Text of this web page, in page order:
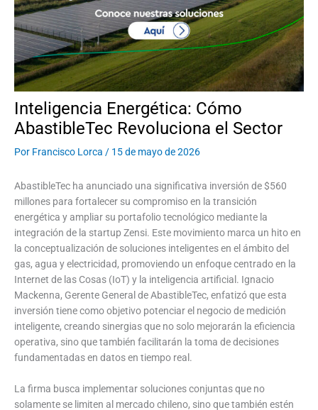
Inteligencia Energética: Cómo
AbastibleTec Revoluciona el Sector
Por Francisco Lorca / 15 de mayo de 2026
AbastibleTec ha anunciado una significativa inversión de $560
millones para fortalecer su compromiso en la transición
energética y ampliar su portafolio tecnológico mediante la
integración de la startup Zensi. Este movimiento marca un hito en
la conceptualización de soluciones inteligentes en el ámbito del
gas, agua y electricidad, promoviendo un enfoque centrado en la
Internet de las Cosas (IoT) y la inteligencia artificial. Ignacio
Mackenna, Gerente General de AbastibleTec, enfatizó que esta
inversión tiene como objetivo potenciar el negocio de medición
inteligente, creando sinergias que no solo mejorarán la eficiencia
operativa, sino que también facilitarán la toma de decisiones
fundamentadas en datos en tiempo real.
La firma busca implementar soluciones conjuntas que no
solamente se limiten al mercado chileno, sino que también estén